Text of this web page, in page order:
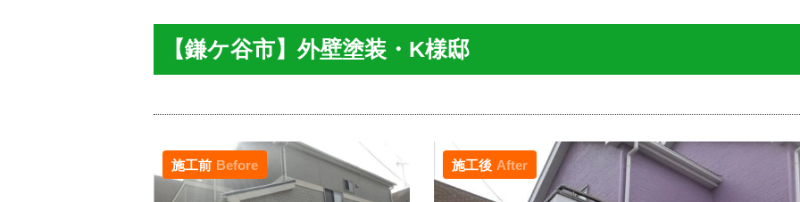
【鎌ケ谷市】外壁塗装・K様邸
施工後 After
施工前 Before